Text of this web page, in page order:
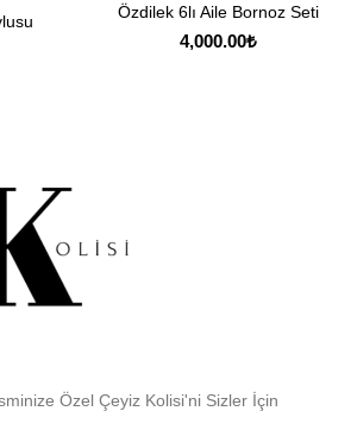
Özdilek 6lı Aile Bornoz Seti
4,000.00₺
Özel Çeyiz Kolisi'ni Sizler İçin